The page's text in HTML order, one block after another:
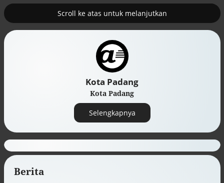
Scroll ke atas untuk melanjutkan
Kota Padang
Kota Padang
Selengkapnya
Berita
nuklir
Pemulihan ekonomi Aceh terus
diakselerasi